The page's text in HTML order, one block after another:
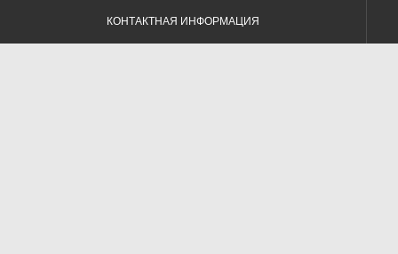
КОНТАКТНАЯ ИНФОРМАЦИЯ